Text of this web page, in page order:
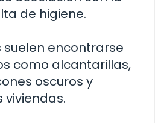
de higiene.
suelen encontrarse
como alcantarillas,
oscuros y
viviendas.